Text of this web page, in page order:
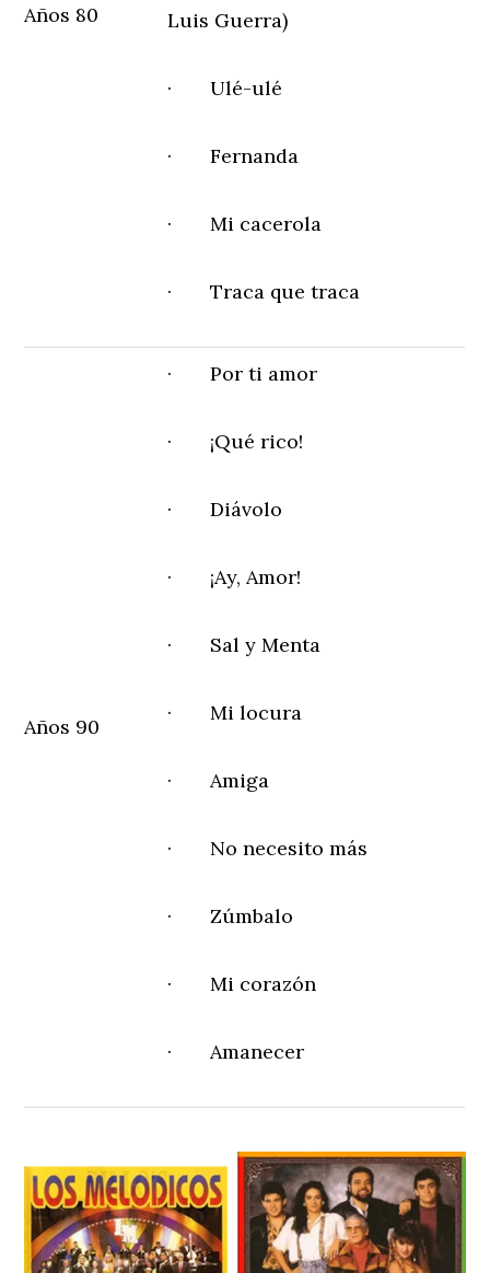
Años 80
Luis Guerra)
· Ulé-ulé
· Fernanda
· Mi cacerola
· Traca que traca
Años 90
· Por ti amor
· ¡Qué rico!
· Diávolo
· ¡Ay, Amor!
· Sal y Menta
· Mi locura
· Amiga
· No necesito más
· Zúmbalo
· Mi corazón
· Amanecer